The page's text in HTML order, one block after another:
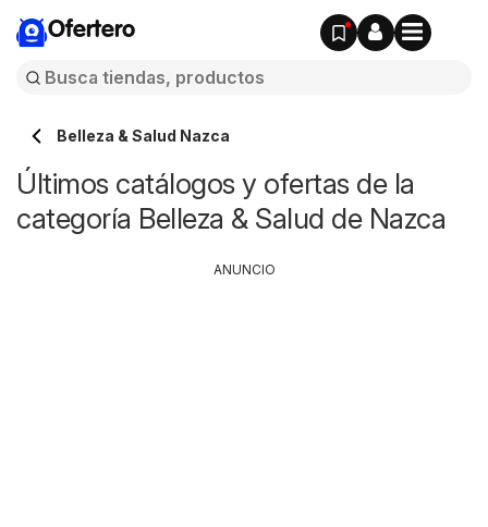
Ofertero
Belleza & Salud Nazca
Últimos catálogos y ofertas de la
categoría Belleza & Salud de Nazca
ANUNCIO